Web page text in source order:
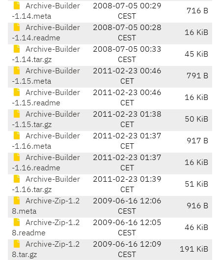
Archive-Builder
-1.14.meta
2008-07-05 00:29
CEST
716 B
Archive-Builder
-1.14.readme
2008-07-05 00:28
CEST
16 KiB
Archive-Builder
-1.14.tar.gz
2008-07-05 00:33
CEST
45 KiB
Archive-Builder
-1.15.meta
2011-02-23 00:46
CET
791 B
Archive-Builder
-1.15.readme
2011-02-23 00:46
CET
16 KiB
Archive-Builder
-1.15.tar.gz
2011-02-23 01:38
CET
50 KiB
Archive-Builder
-1.16.meta
2011-02-23 01:37
CET
917 B
Archive-Builder
-1.16.readme
2011-02-23 01:37
CET
16 KiB
Archive-Builder
-1.16.tar.gz
2011-02-23 01:39
CET
51 KiB
Archive-Zip-1.2
8.meta
2009-06-16 12:06
CEST
916 B
Archive-Zip-1.2
8.readme
2009-06-16 12:05
CEST
46 KiB
Archive-Zip-1.2
8.tar.gz
2009-06-16 12:09
CEST
191 KiB